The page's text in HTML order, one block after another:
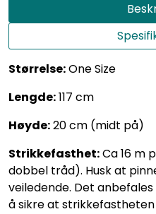
Størrelse:One Size
Lengde:117 cm
Høyde:20 cm (midt på)
Strikkefasthet:Ca 16 m
dobbel tråd). Husk at
veiledende. Det
å sikre at